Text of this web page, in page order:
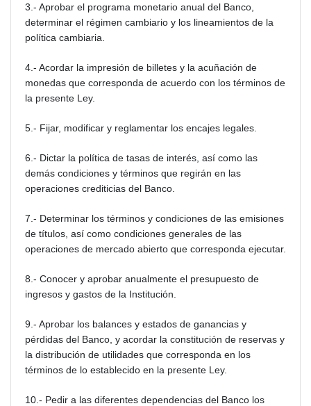
3.- Aprobar el programa monetario anual del Banco,
determinar el régimen cambiario y los lineamientos de la
política cambiaria.
4.- Acordar la impresión de billetes y la acuñación de
monedas que corresponda de acuerdo con los términos de
la presente Ley.
5.- Fijar, modificar y reglamentar los encajes legales.
6.- Dictar la política de tasas de interés, así como las
demás condiciones y términos que regirán en las
operaciones crediticias del Banco.
7.- Determinar los términos y condiciones de las emisiones
de títulos, así como condiciones generales de las
operaciones de mercado abierto que corresponda ejecutar.
8.- Conocer y aprobar anualmente el presupuesto de
ingresos y gastos de la Institución.
9.- Aprobar los balances y estados de ganancias y
pérdidas del Banco, y acordar la constitución de reservas y
la distribución de utilidades que corresponda en los
términos de lo establecido en la presente Ley.
10.- Pedir a las diferentes dependencias del Banco los